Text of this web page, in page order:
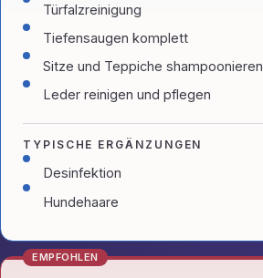
Türfalzreinigung
Tiefensaugen komplett
Sitze und Teppiche shampoonieren
Leder reinigen und pflegen
TYPISCHE ERGÄNZUNGEN
Desinfektion
Hundehaare
EMPFOHLEN